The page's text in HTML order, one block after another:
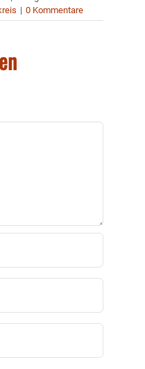
| 0 Kommentare